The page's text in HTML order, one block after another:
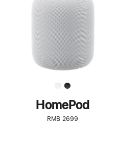
了
解
HomePod<
HomePod
RMB 2699